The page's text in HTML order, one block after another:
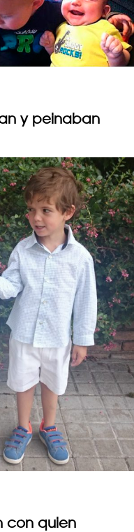
y peinaban
con quien